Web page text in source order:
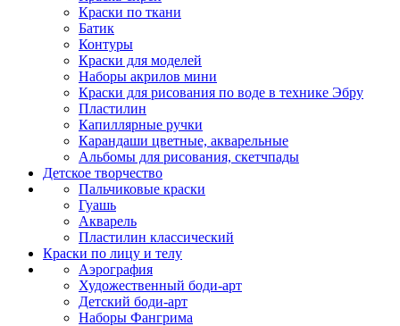
Краски по ткани
Батик
Контуры
Краски для моделей
Наборы акрилов мини
Краски для рисования по воде в технике Эбру
Пластилин
Капиллярные ручки
Карандаши цветные, акварельные
Альбомы для рисования, скетчпады
Детское творчество
Пальчиковые краски
Гуашь
Акварель
Пластилин классический
Краски по лицу и телу
Аэрография
Художественный боди-арт
Детский боди-арт
Наборы Фангрима